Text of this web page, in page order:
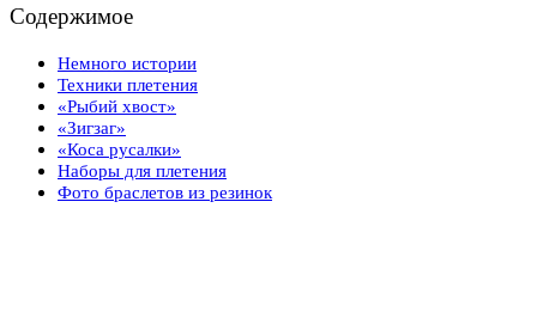
Содержимое
Немного истории
Техники плетения
«Рыбий хвост»
«Зигзаг»
«Коса русалки»
Наборы для плетения
Фото браслетов из резинок